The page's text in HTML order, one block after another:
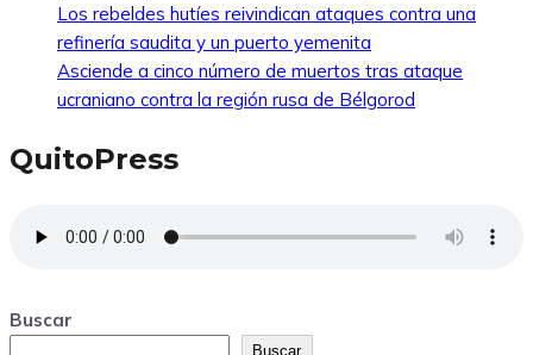
Los rebeldes hutíes reivindican ataques contra una
refinería saudita y un puerto yemenita
Asciende a cinco número de muertos tras ataque
ucraniano contra la región rusa de Bélgorod
QuitoPress
Buscar
Buscar